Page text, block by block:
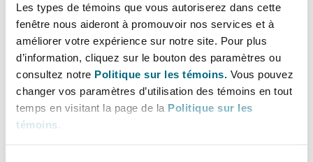
Les types de témoins que vous autoriserez dans cette
fenêtre nous aideront à promouvoir nos services et à
améliorer votre expérience sur notre site. Pour plus
d’information, cliquez sur le bouton des paramètres ou
consultez notre Politique sur les témoins. Vous pouvez
changer vos paramètres d’utilisation des témoins en tout
temps en visitant la page de la Politique sur les
témoins.
Différends commerciaux
Droit des sociétés